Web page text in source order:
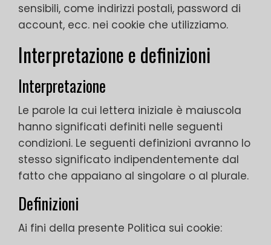
sensibili, come indirizzi postali, password di
account, ecc. nei cookie che utilizziamo.
Interpretazione e definizioni
Interpretazione
Le parole la cui lettera iniziale è maiuscola
hanno significati definiti nelle seguenti
condizioni. Le seguenti definizioni avranno lo
stesso significato indipendentemente dal
fatto che appaiano al singolare o al plurale.
Definizioni
Ai fini della presente Politica sui cookie: